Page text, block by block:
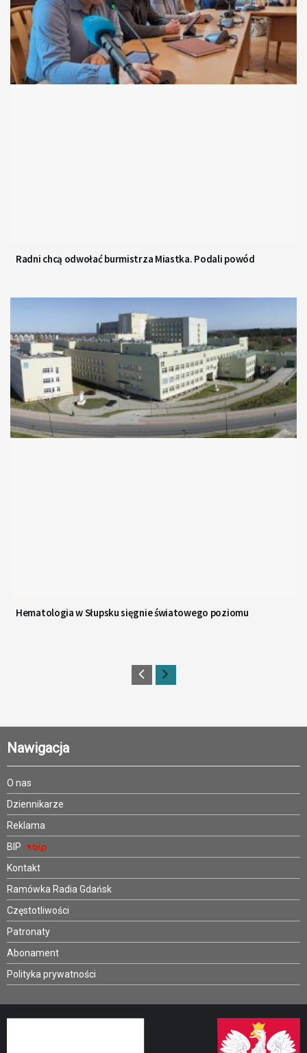
Radni chcą odwołać burmistrza Miastka. Podali powód
Hematologia w Słupsku sięgnie światowego poziomu
Nawigacja
O nas
Dziennikarze
Reklama
BIP
Kontakt
Ramówka Radia Gdańsk
Częstotliwości
Patronaty
Abonament
Polityka prywatności